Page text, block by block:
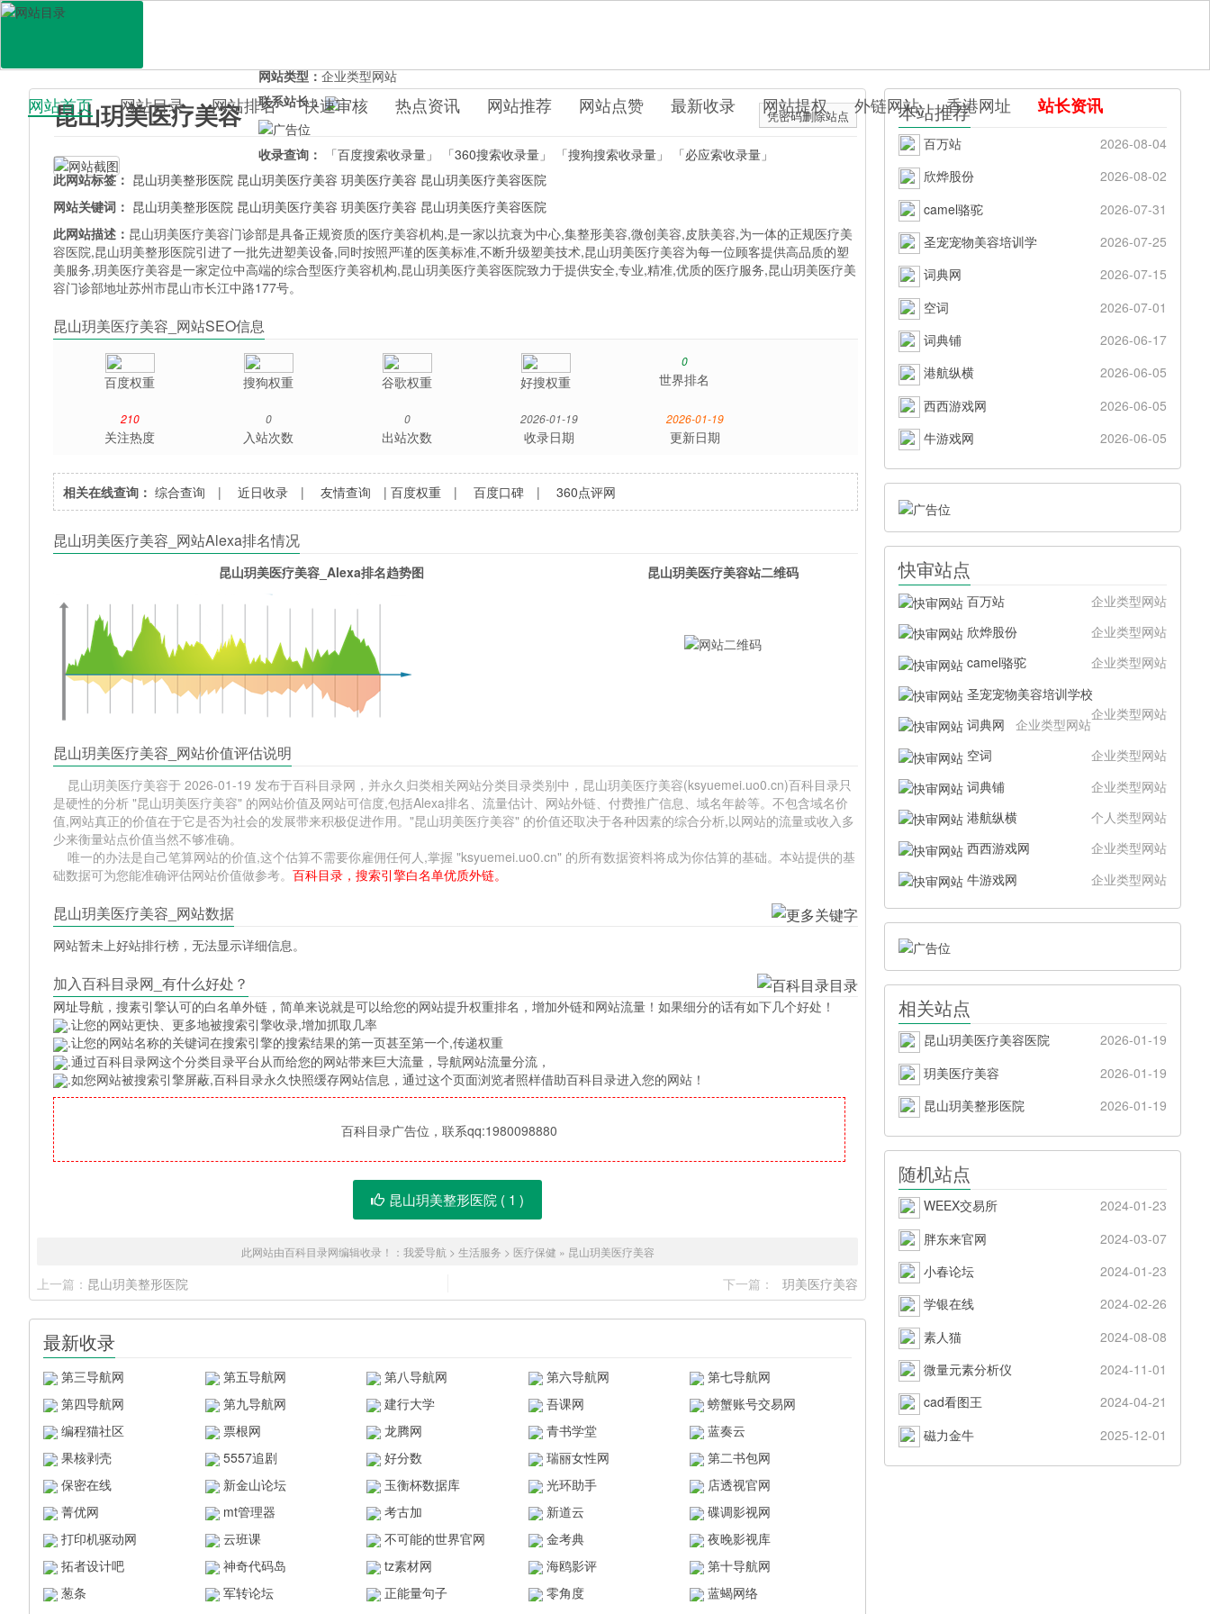
百科目录
网站首页 网站目录 网站排名 快速审核 热点资讯 网站推荐 网站点赞 最新收录 网站提权 外链网站 香港网址 站长资讯
昆山玥美医疗美容 凭密码删除站点
网站类型：企业类型网站
联系站长：
收录查询： 「百度搜索收录量」 「360搜索收录量」 「搜狗搜索收录量」
「必应索收录量」
此网站标签： 昆山玥美整形医院 昆山玥美医疗美容 玥美医疗美容 昆山玥美医疗美容医院
网站关键词： 昆山玥美整形医院 昆山玥美医疗美容 玥美医疗美容 昆山玥美医疗美容医院
此网站描述： 昆山玥美医疗美容门诊部是具备正规资质的医疗美容机构,是一家以抗衰为中心,集整形美容,微创美容,皮肤美容,为一体的正规医疗美
容医院,昆山玥美整形医院引进了一批先进塑美设备,同时按照严谨的医美标准,不断升级塑美技术,昆山玥美医疗美容为每一位顾客提供高品质的塑
美服务,玥美医疗美容是一家定位中高端的综合型医疗美容机构,昆山玥美医疗美容医院致力于提供安全,专业,精准,优质的医疗服务,昆山玥美医疗美
容门诊部地址苏州市昆山市长江中路177号。
昆山玥美医疗美容_网站SEO信息
百度权重 搜狗权重 谷歌权重 好搜权重
0
世界排名
210
关注热度
0
入站次数
0
出站次数
2026-01-19
收录日期
2026-01-19
更新日期
相关在线查询： 综合查询 |近日收录 |友情查询 |百度权重 |百度口碑 |360点评网
昆山玥美医疗美容_网站Alexa排名情况
昆山玥美医疗美容_Alexa排名趋势图 昆山玥美医疗美容站二维码
昆山玥美医疗美容_网站价值评估说明
昆山玥美医疗美容于 2026-01-19 发布于百科目录网，并永久归类相关网站分类目录类别中，昆山玥美医疗美容(ksyuemei.uo0.cn)百科目录只
是硬性的分析 "昆山玥美医疗美容" 的网站价值及网站可信度,包括Alexa排名、流量估计、网站外链、付费推广信息、域名年龄等。不包含域名价
值,网站真正的价值在于它是否为社会的发展带来积极促进作用。"昆山玥美医疗美容" 的价值还取决于各种因素的综合分析,以网站的流量或收入多
少来衡量站点价值当然不够准确。
唯一的办法是自己笔算网站的价值,这个估算不需要你雇佣任何人,掌握 "ksyuemei.uo0.cn" 的所有数据资料将成为你估算的基础。本站提供的基
础数据可为您能准确评估网站价值做参考。百科目录，搜索引擎白名单优质外链。
昆山玥美医疗美容_网站数据
网站暂未上好站排行榜，无法显示详细信息。
加入百科目录网_有什么好处？
网址导航 ，搜素引擎认可的白名单外链，简单来说就是可以给您的网站提升权重排名，增加外链和网站流量！如果细分的话有如下几个好处！
.让您的网站更快、更多地被搜索引擎收录,增加抓取几率
.让您的网站名称的关键词在搜索引擎的搜索结果的第一页甚至第一个,传递权重
.通过百科目录网这个分类目录平台从而给您的网站带来巨大流量，导航网站流量分流，
.如您网站被搜索引擎屏蔽,百科目录永久快照缓存网站信息，通过这个页面浏览者照样借助百科目录进入您的网站！
百科目录广告位，联系qq:1980098880
昆山玥美整形医院 ( 1 )
此网站由百科目录网编辑收录！： 我爱导航 > 生活服务 > 医疗保健 » 昆山玥美医疗美容
上一篇： 昆山玥美整形医院 下一篇： 玥美医疗美容
最新收录
第三导航网 第五导航网 第八导航网 第六导航网
第七导航网
第四导航网
第九导航网 建行大学 吾课网
螃蟹账号交易网
编程猫社区
票根网 龙腾网 青书学堂
蓝奏云
果核剥壳
5557追剧 好分数 瑞丽女性网
第二书包网
保密在线
新金山论坛 玉衡杯数据库 光环助手
店透视官网
菁优网
mt管理器 考古加 新道云
碟调影视网
打印机驱动网
云班课 不可能的世界官网 金考典
夜晚影视库
拓者设计吧
神奇代码岛 tz素材网 海鸥影评
第十导航网
葱条
军转论坛 正能量句子 零角度
蓝蝎网络
本站推荐
百万站
2026-08-04
欣烨股份
2026-08-02
camel骆驼
2026-07-31
圣宠宠物美容培训学
2026-07-25
词典网
2026-07-15
空词
2026-07-01
词典铺
2026-06-17
港航纵横
2026-06-05
西西游戏网
2026-06-05
牛游戏网
2026-06-05
快审站点
百万站
企业类型网站
欣烨股份
企业类型网站
camel骆驼
企业类型网站
圣宠宠物美容培训学校
企业类型网站
词典网
企业类型网站
空词
企业类型网站
词典铺
企业类型网站
港航纵横
个人类型网站
西西游戏网
企业类型网站
牛游戏网
企业类型网站
相关站点
昆山玥美医疗美容医院
2026-01-19
玥美医疗美容
2026-01-19
昆山玥美整形医院
2026-01-19
随机站点
WEEX交易所
2024-01-23
胖东来官网
2024-03-07
小春论坛
2024-01-23
学银在线
2024-02-26
素人猫
2024-08-08
微量元素分析仪
2024-11-01
cad看图王
2024-04-21
磁力金牛
2025-12-01